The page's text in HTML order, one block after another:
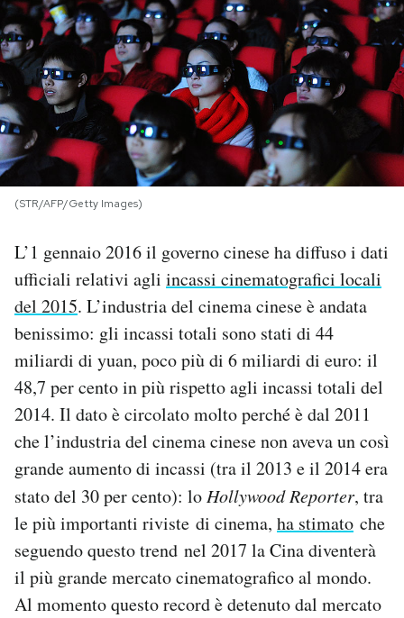
PODCAST
NEWSLETTER
I MIEI PREFERITI
SHOP
CALENDARIO
AREA PERSONALE
Area Personale
Notifiche mobile
Regala il Post
Hai bisogno di aiuto?
Esci
(STR/AFP/Getty Images)
L’1 gennaio 2016 il governo cinese ha diffuso i dati
ufficiali relativi agli incassi cinematografici locali
del 2015. L’industria del cinema cinese è andata
benissimo: gli incassi totali sono stati di 44
miliardi di yuan, poco più di 6 miliardi di euro: il
48,7 per cento in più rispetto agli incassi totali del
2014. Il dato è circolato molto perché è dal 2011
che l’industria del cinema cinese non aveva un così
grande aumento di incassi (tra il 2013 e il 2014 era
stato del 30 per cento): loHollywood Reporter, tra
le più importanti riviste di cinema, ha stimato che
seguendo questo trend nel 2017 la Cina diventerà
il più grande mercato cinematografico al mondo.
Al momento questo record è detenuto dal mercato